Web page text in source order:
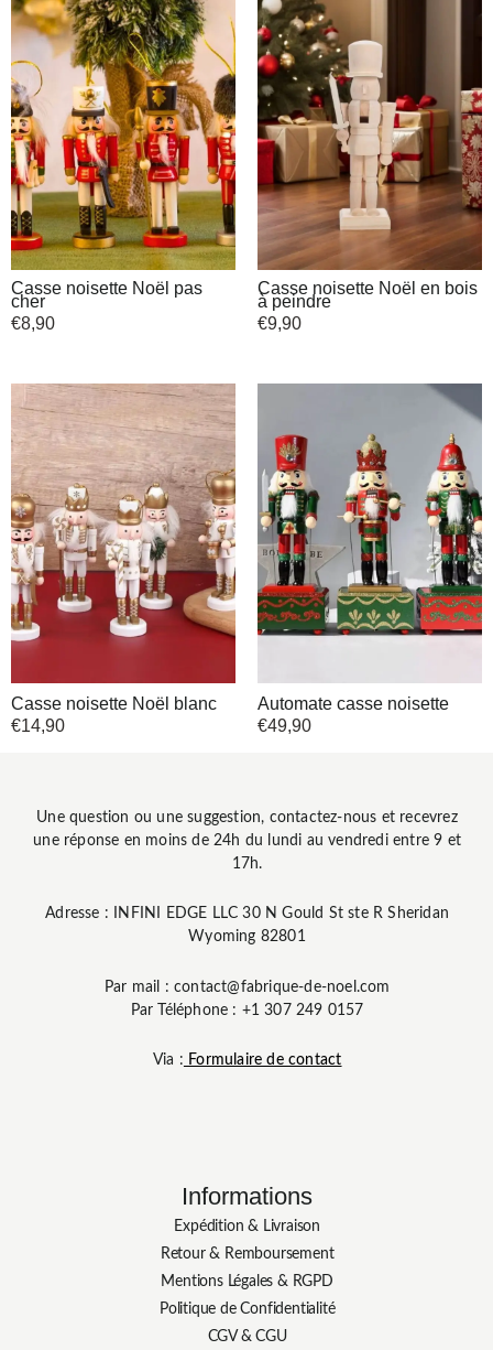
Casse noisette Noël pas
cher
€8,90
Casse noisette Noël en bois
à peindre
€9,90
Casse noisette Noël blanc
€14,90
Automate casse noisette
€49,90
Une question ou une suggestion, contactez-nous et recevrez
une réponse en moins de 24h du lundi au vendredi entre 9 et
17h.
Adresse : INFINI EDGE LLC 30 N Gould St ste R Sheridan
Wyoming 82801
Par mail : contact@fabrique-de-noel.com
Par Téléphone : +1 307 249 0157
Via : Formulaire de contact
Informations
Expédition & Livraison
Retour & Remboursement
Mentions Légales & RGPD
Politique de Confidentialité
CGV & CGU